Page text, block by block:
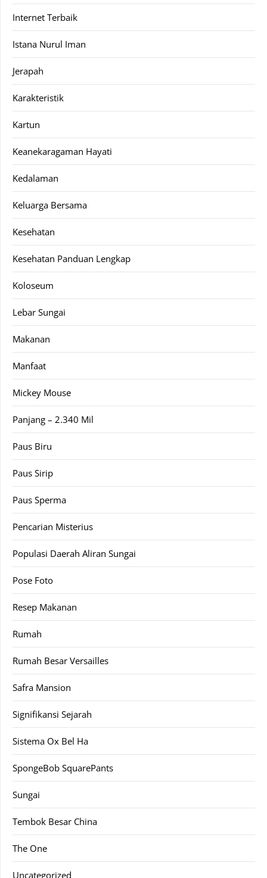
Internet Terbaik
Istana Nurul Iman
Jerapah
Karakteristik
Kartun
Keanekaragaman Hayati
Kedalaman
Keluarga Bersama
Kesehatan
Kesehatan Panduan Lengkap
Koloseum
Lebar Sungai
Makanan
Manfaat
Mickey Mouse
Panjang – 2.340 Mil
Paus Biru
Paus Sirip
Paus Sperma
Pencarian Misterius
Populasi Daerah Aliran Sungai
Pose Foto
Resep Makanan
Rumah
Rumah Besar Versailles
Safra Mansion
Signifikansi Sejarah
Sistema Ox Bel Ha
SpongeBob SquarePants
Sungai
Tembok Besar China
The One
Uncategorized